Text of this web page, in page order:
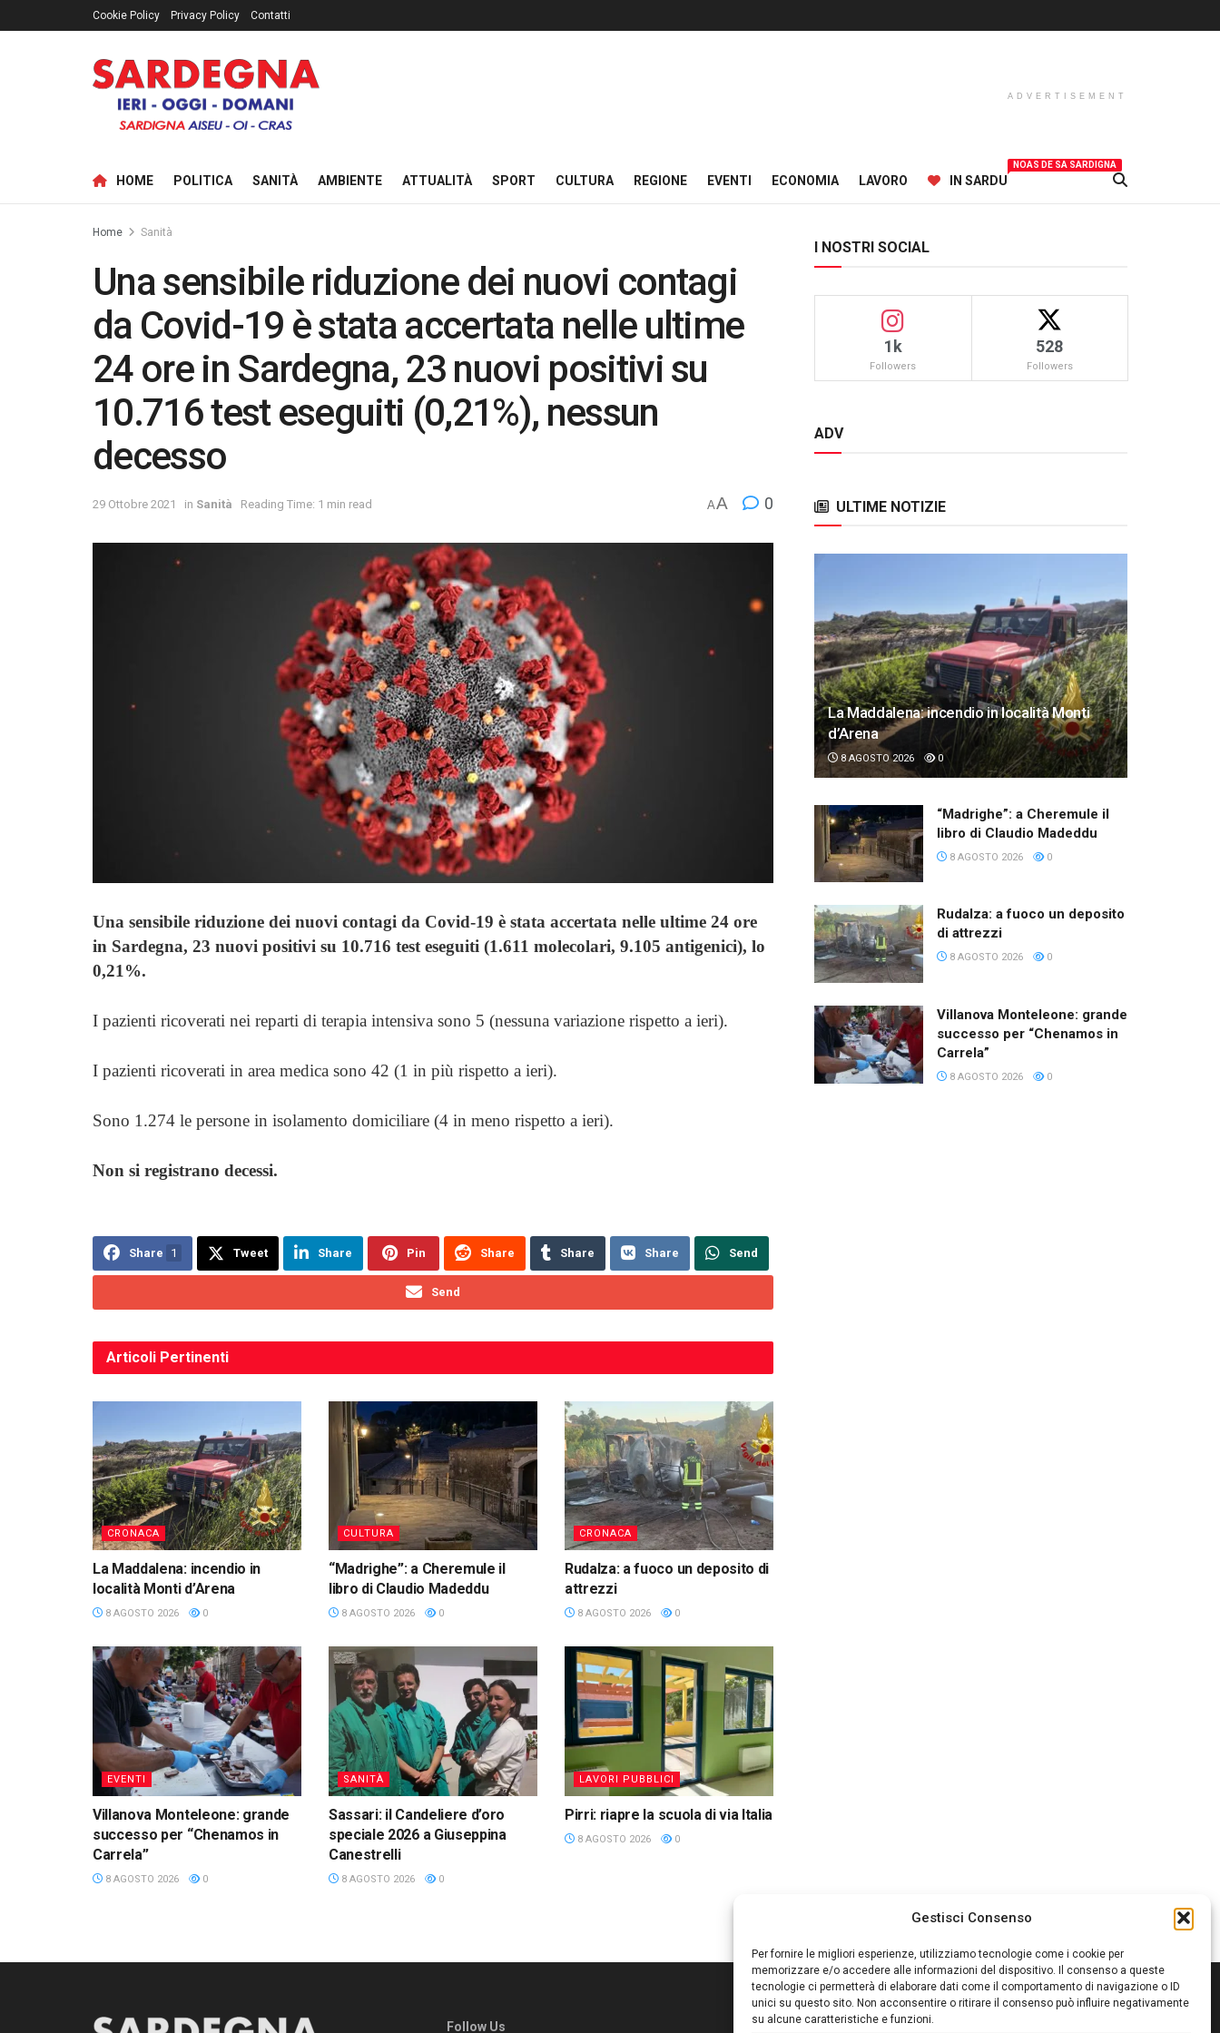
Gestisci Consenso
Per fornire le migliori esperienze, utilizziamo tecnologie come i cookie per
memorizzare e/o accedere alle informazioni del dispositivo. Il consenso a queste
tecnologie ci permetterà di elaborare dati come il comportamento di navigazione o ID
unici su questo sito. Non acconsentire o ritirare il consenso può influire negativamente
su alcune caratteristiche e funzioni.
Cookie Policy Privacy Policy Contatti
ADVERTISEMENT
HOME POLITICA SANITÀ AMBIENTE ATTUALITÀ SPORT CULTURA REGIONE EVENTI ECONOMIA LAVORO IN SARDU
NOAS DE SA SARDIGNA
Home Sanità
Una sensibile riduzione dei nuovi contagi
da Covid-19 è stata accertata nelle ultime
24 ore in Sardegna, 23 nuovi positivi su
10.716 test eseguiti (0,21%), nessun
decesso
29 Ottobre 2021 in Sanità Reading Time: 1 min read AA 0
Una sensibile riduzione dei nuovi contagi da Covid-19 è stata accertata nelle ultime 24 ore
in Sardegna, 23 nuovi positivi su 10.716 test eseguiti (1.611 molecolari, 9.105 antigenici), lo
0,21%.
I pazienti ricoverati nei reparti di terapia intensiva sono 5 (nessuna variazione rispetto a ieri).
I pazienti ricoverati in area medica sono 42 (1 in più rispetto a ieri).
Sono 1.274 le persone in isolamento domiciliare (4 in meno rispetto a ieri).
Non si registrano decessi.
Share 1 Tweet Share Pin Share Share Share Send
Send
Articoli Pertinenti
CRONACA
La Maddalena: incendio in
località Monti d’Arena
8 AGOSTO 2026 0
CULTURA
“Madrighe”: a Cheremule il
libro di Claudio Madeddu
8 AGOSTO 2026 0
CRONACA
Rudalza: a fuoco un deposito di
attrezzi
8 AGOSTO 2026 0
EVENTI
Villanova Monteleone: grande
successo per “Chenamos in
Carrela”
8 AGOSTO 2026 0
SANITÀ
Sassari: il Candeliere d’oro
speciale 2026 a Giuseppina
Canestrelli
8 AGOSTO 2026 0
LAVORI PUBBLICI
Pirri: riapre la scuola di via Italia
8 AGOSTO 2026 0
I NOSTRI SOCIAL
1k
Followers
528
Followers
ADV
ULTIME NOTIZIE
La Maddalena: incendio in località Monti
d’Arena
8 AGOSTO 2026 0
“Madrighe”: a Cheremule il
libro di Claudio Madeddu
8 AGOSTO 2026 0
Rudalza: a fuoco un deposito
di attrezzi
8 AGOSTO 2026 0
Villanova Monteleone: grande
successo per “Chenamos in
Carrela”
8 AGOSTO 2026 0
Follow Us Editore:Giampaolo Cirronis Ditta individuale